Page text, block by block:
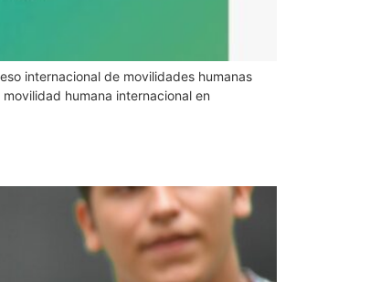
internacional de movilidades humanas
humana internacional en